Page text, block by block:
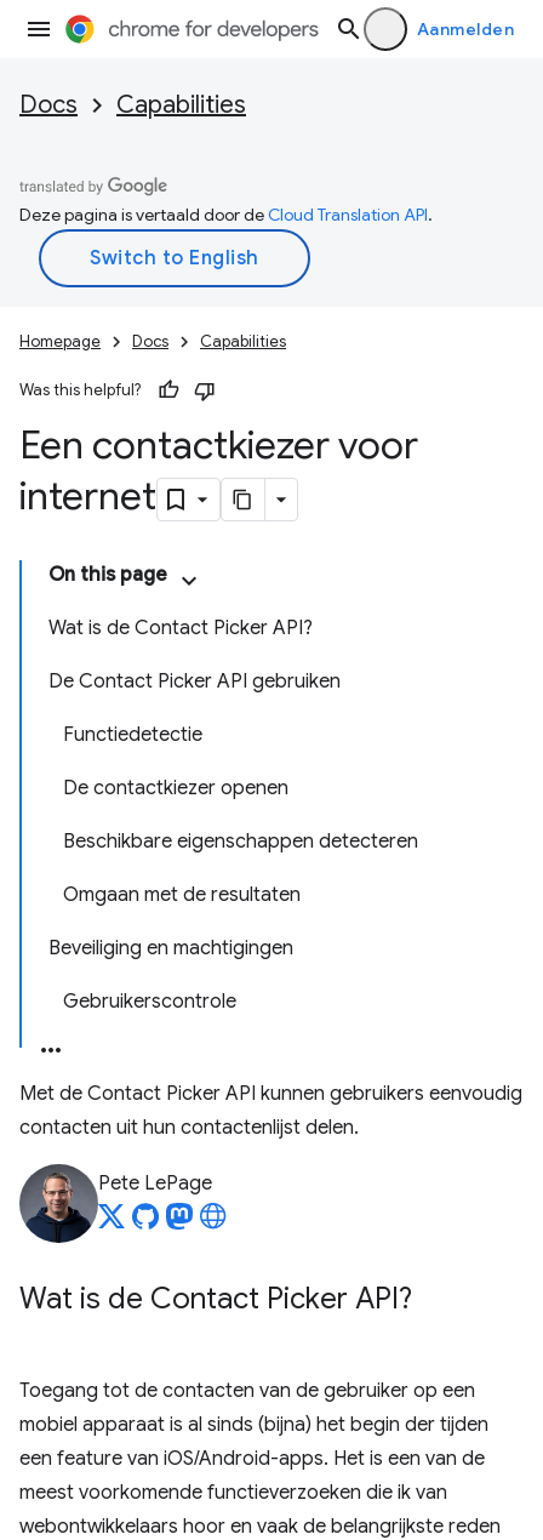
Aanmelden
Docs Capabilities
Deze pagina is vertaald door deCloud Translation API.
Homepage Docs Capabilities
Was this helpful?
Een contactkiezer voor
internet
On this page
Wat is de Contact Picker API?
De Contact Picker API gebruiken
Functiedetectie
De contactkiezer openen
Beschikbare eigenschappen detecteren
Omgaan met de resultaten
Beveiliging en machtigingen
Gebruikerscontrole
Met de Contact Picker API kunnen gebruikers eenvoudig
contacten uit hun contactenlijst delen.
Pete LePage
Wat is de Contact Picker API?
Toegang tot de contacten van de gebruiker op een
mobiel apparaat is al sinds (bijna) het begin der tijden
een feature van iOS/Android-apps. Het is een van de
meest voorkomende functieverzoeken die ik van
webontwikkelaars hoor en vaak de belangrijkste reden